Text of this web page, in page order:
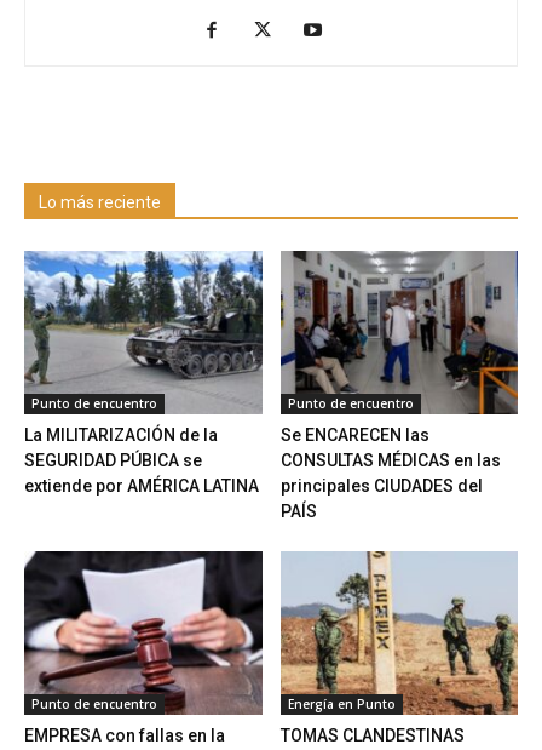
Lo más reciente
Punto de encuentro
La MILITARIZACIÓN de la
SEGURIDAD PÚBICA se
extiende por AMÉRICA LATINA
Punto de encuentro
Se ENCARECEN las
CONSULTAS MÉDICAS en las
principales CIUDADES del
PAÍS
Punto de encuentro
EMPRESA con fallas en la
Energía en Punto
TOMAS CLANDESTINAS